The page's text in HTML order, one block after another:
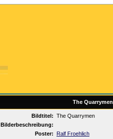
The Quarrymen
Bildtitel: The Quarrymen
Bilderbeschreibung:
Poster:
Ralf Froehlich